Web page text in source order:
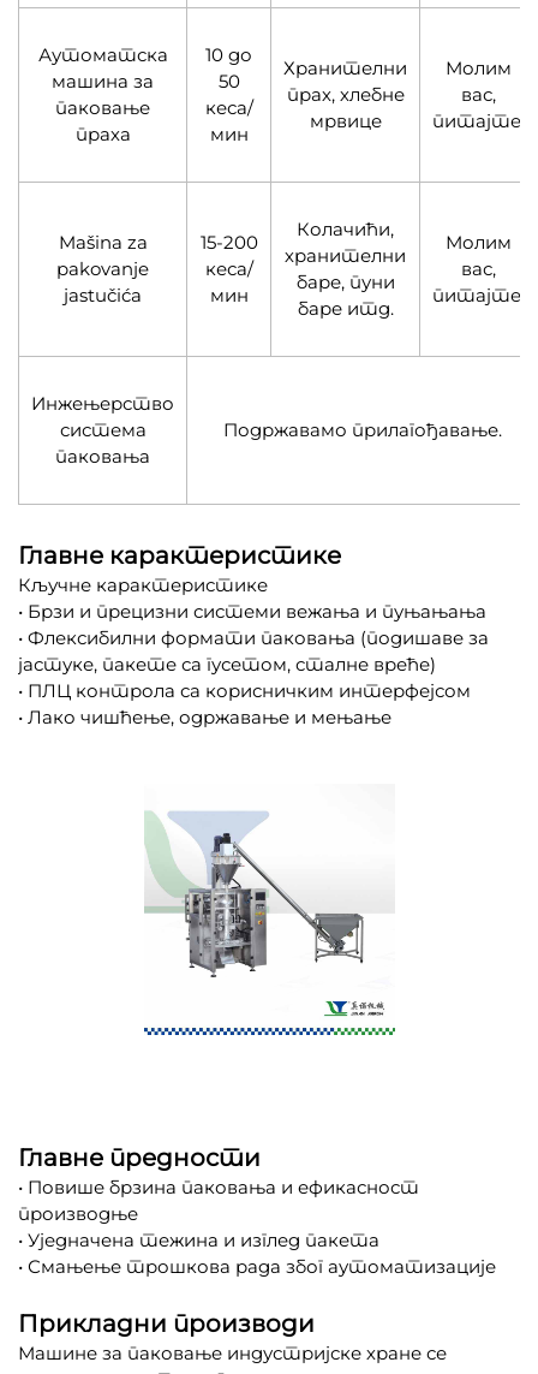
Аутоматска
машина за
паковање
праха
10 до
50
кеса/
мин
Хранителни
прах, хлебне
мрвице
Молим
вас,
питајте.
Mašina za
pakovanje
jastučića
15-200
кеса/
мин
Колачићи,
хранителни
баре, пуни
баре итд.
Молим
вас,
питајте.
Инжењерство
система
паковања
Подржавамо прилагођавање.
Главне карактеристике
Кључне карактеристике
• Брзи и прецизни системи вежања и пуњањања
• Флексибилни формати паковања (подишаве за
јастуке, пакете са гусетом, сталне вреће)
• ПЛЦ контрола са корисничким интерфејсом
• Лако чишћење, одржавање и мењање
Главне предности
• Повише брзина паковања и ефикасност
производње
• Уједначена тежина и изглед пакета
• Смањење трошкова рада због аутоматизације
Прикладни производи
Машине за паковање индустријске хране се